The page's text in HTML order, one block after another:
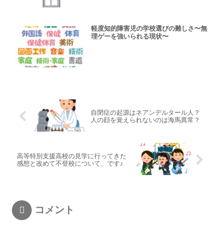
軽度知的障害児の学校選びの難しさ〜無
理ゲーを強いられる現状〜
自閉症の起源はネアンデルタール人？
人の顔を覚えられないのは海馬異常？
高等特別支援高校の見学に行ってきた
感想と改めて不登校について、です♪
コメント